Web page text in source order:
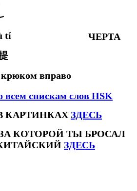
tí
крюком вправо
ЧЕРТА
всем спискам слов HSK
КАРТИНКАХ ЗДЕСЬ
КОТОРОЙ ТЫ БРОСАЛ
ЗДЕСЬ